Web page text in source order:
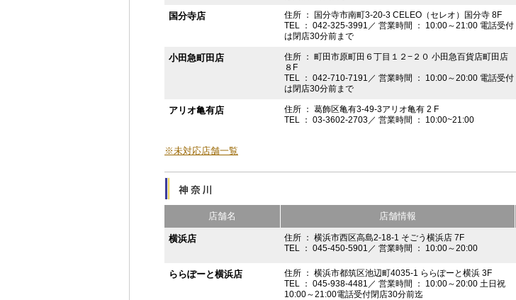
国分寺店
住所 ： 国分寺市南町3-20-3 CELEO（セレオ）国分寺 8F
TEL ： 042-325-3991／ 営業時間 ： 10:00～21:00 電話受付
は閉店30分前まで
小田急町田店
住所 ： 町田市原町田６丁目１２−２０ 小田急百貨店町田店
８F
TEL ： 042-710-7191／ 営業時間 ： 10:00～20:00 電話受付
は閉店30分前まで
アリオ亀有店
住所 ： 葛飾区亀有3-49-3アリオ亀有 2 F
TEL ： 03-3602-2703／ 営業時間 ： 10:00~21:00
※未対応店舗一覧
店舗名 店舗情報
横浜店
住所 ： 横浜市西区高島2-18-1 そごう横浜店 7F
TEL ： 045-450-5901／ 営業時間 ： 10:00～20:00
ららぽーと横浜店
住所 ： 横浜市都筑区池辺町4035-1 ららぽーと横浜 3F
TEL ： 045-938-4481／ 営業時間 ： 10:00～20:00 土日祝
10:00～21:00電話受付閉店30分前迄